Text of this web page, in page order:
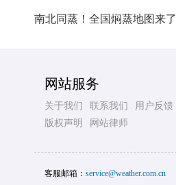
南北同蒸！全国焖蒸地图来了
网站服务
关于我们 联系我们
用户反馈
版权声明
网站律师
客服邮箱： service@weather.com.cn